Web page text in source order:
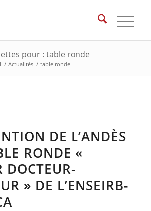
pour : table ronde
/ Actualités / table ronde
DE L’ANDÈS
RONDE «
DOCTEUR-
» DE L’ENSEIRB-